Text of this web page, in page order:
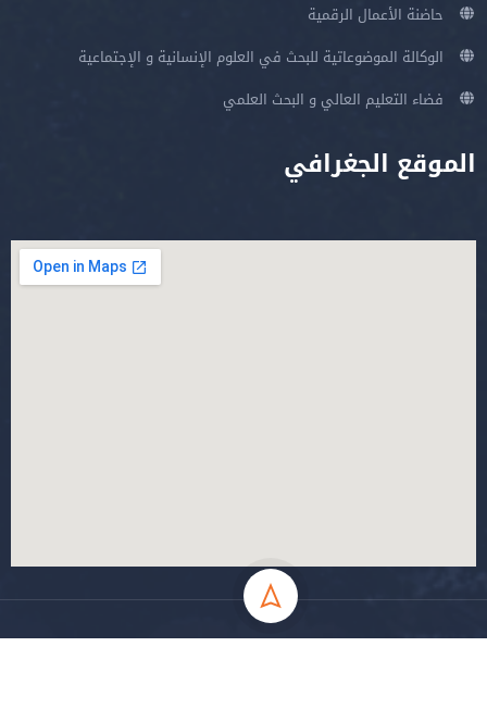
حاضنة الأعمال الرقمية
الوكالة الموضوعاتية للبحث في العلوم الإنسانية و الإجتماعية
فضاء التعليم العالي و البحث العلمي
الموقع الجغرافي
جميع الحقوق محفوظة جامعة المسيلة - 2024